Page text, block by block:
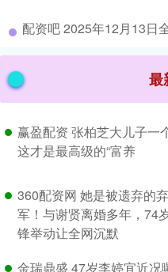
配资吧 2025年12月13日
最
赢盈配资 张柏芝大儿子一
这才是最高级的“富养
360配资网 她是被遗弃的
军！与谢贤离婚多年，74
锋举动让全网沉默
金瑞鼎盛 47岁李婷宜近况